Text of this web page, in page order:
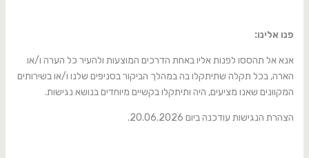
פנו אלינו:
אנא אל תהססו לפנות אליו באחת הדרכים המוצעות ולהעיר כל הערה ו/או
הארה, בכל תקלה שתיתקלו בה במהלך הביקור בסניפים שלנו ו/או בשירותים
המקוונים שאנו מציעים, היה ותיתקלו בקשיים מיוחדים בנושא נגישות.
הצהרת הנגישות עודכנה ביום 20.06.2026.